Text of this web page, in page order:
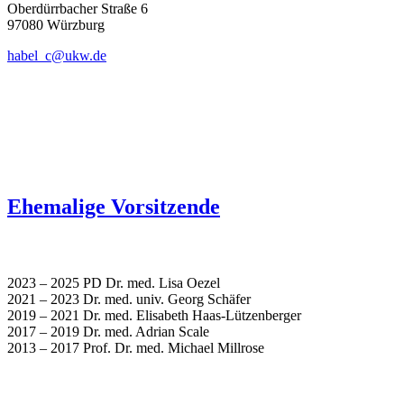
Oberdürrbacher Straße 6
97080 Würzburg
habel_c@ukw.de
Ehemalige Vorsitzende
2023 – 2025 PD Dr. med. Lisa Oezel
2021 – 2023 Dr. med. univ. Georg Schäfer
2019 – 2021 Dr. med. Elisabeth Haas-Lützenberger
2017 – 2019 Dr. med. Adrian Scale
2013 – 2017 Prof. Dr. med. Michael Millrose